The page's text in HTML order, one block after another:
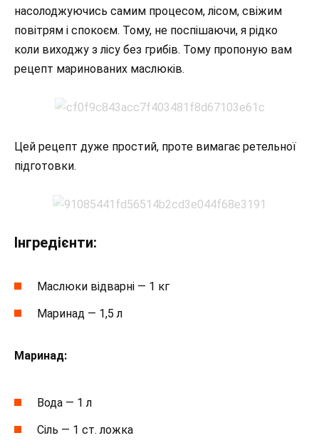
насолоджуючись самим процесом, лісом, свіжим
повітрям і спокоєм. Тому, не поспішаючи, я рідко
коли виходжу з лісу без грибів. Тому пропоную вам
рецепт маринованих маслюків.
Цей рецепт дуже простий, проте вимагає ретельної
підготовки.
Інгредієнти:
Маслюки відварні — 1 кг
Маринад — 1,5 л
Маринад:
Вода — 1 л
Сіль — 1 ст. ложка